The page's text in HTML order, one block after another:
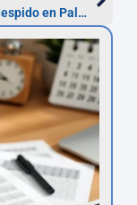
Impugnar despido en Palencia: 20 días hábiles